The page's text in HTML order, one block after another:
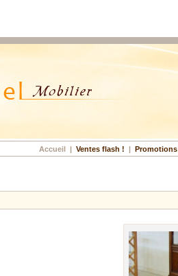
Accueil | Ventes flash ! | Promotions